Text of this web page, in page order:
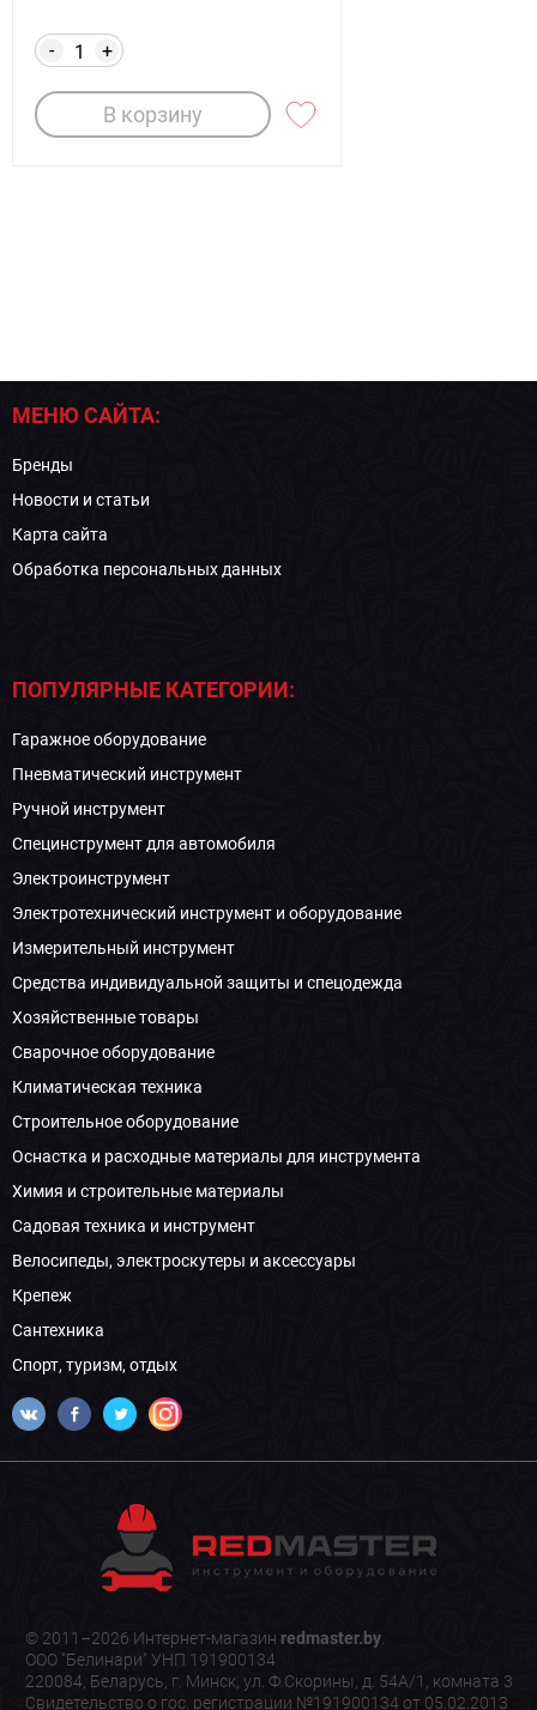
+
-
В корзину
МЕНЮ САЙТА:
Бренды
Новости и статьи
Карта сайта
Обработка персональных данных
ПОПУЛЯРНЫЕ КАТЕГОРИИ:
Гаражное оборудование
Пневматический инструмент
Ручной инструмент
Специнструмент для автомобиля
Электроинструмент
Электротехнический инструмент и оборудование
Измерительный инструмент
Средства индивидуальной защиты и спецодежда
Хозяйственные товары
Сварочное оборудование
Климатическая техника
Строительное оборудование
Оснастка и расходные материалы для инструмента
Химия и строительные материалы
Садовая техника и инструмент
Велосипеды, электроскутеры и аксессуары
Крепеж
Сантехника
Спорт, туризм, отдых
© 2011–2026 Интернет-магазин redmaster.by.
ООО "Белинари" УНП 191900134
220084, Беларусь, г. Минск, ул. Ф.Скорины, д. 54А/1, комната 3
Свидетельство о гос. регистрации №191900134 от 05.02.2013